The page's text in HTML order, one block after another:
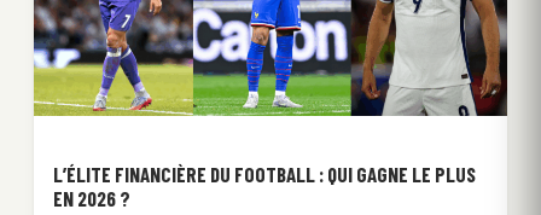
L’ÉLITE FINANCIÈRE DU FOOTBALL : QUI GAGNE LE PLUS
EN 2026 ?